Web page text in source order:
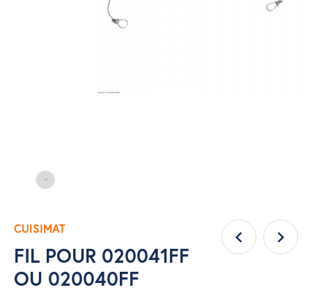
CUISIMAT
FIL POUR 020041FF
OU 020040FF